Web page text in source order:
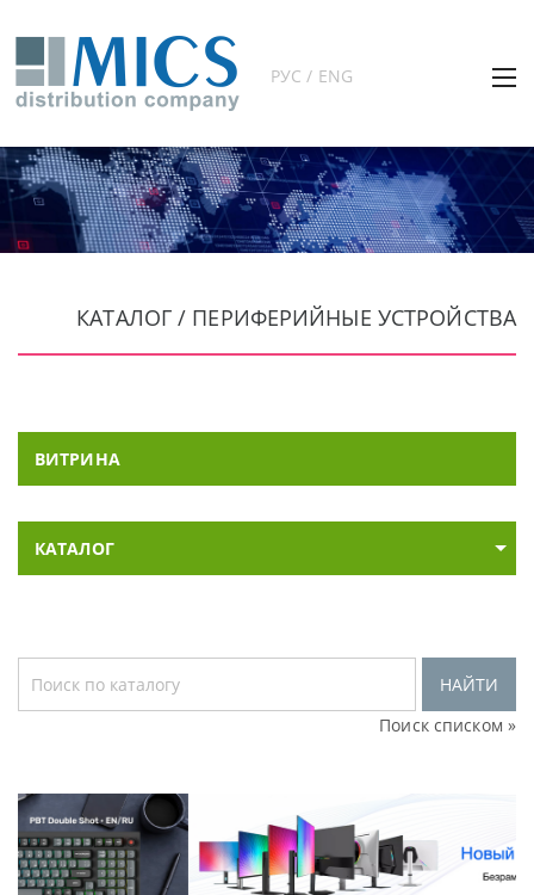
РУС / ENG
КАТАЛОГ / ПЕРИФЕРИЙНЫЕ УСТРОЙСТВА
ВИТРИНА
КАТАЛОГ
НАЙТИ
Поиск списком »